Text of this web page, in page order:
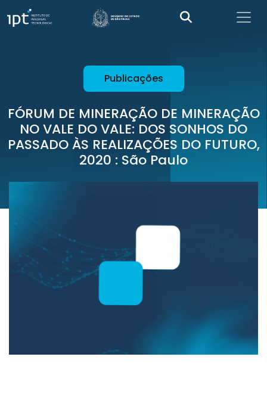
Publicações
FÓRUM DE MINERAÇÃO DE MINERAÇÃO
NO VALE DO VALE: DOS SONHOS DO
PASSADO ÀS REALIZAÇÕES DO FUTURO,
2020 : São Paulo